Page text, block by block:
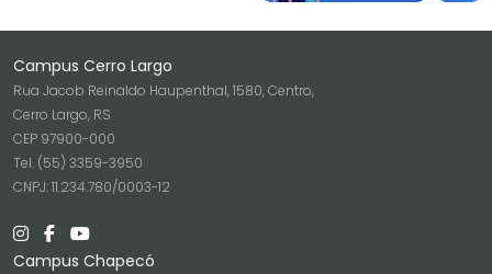
Campus Cerro Largo
Rua Jacob Reinaldo Haupenthal, 1580, Centro,
Cerro Largo, RS
CEP 97900-000
Tel. (55) 3359-3950
CNPJ: 11.234.780/0003-12
Campus Chapecó